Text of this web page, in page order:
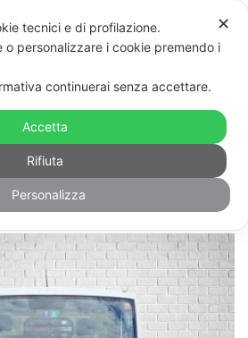
Scrivi al
✕
tecnici e di profilazione.
o personalizzare i cookie premendo i
continuerai senza accettare.
Accetta
Rifiuta
Personalizza